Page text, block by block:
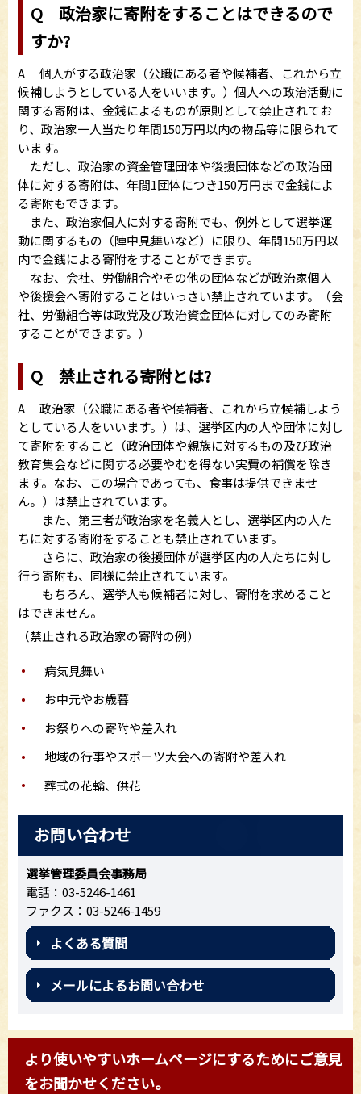
Q 政治家に寄附をすることはできるので
すか?
A 個人がする政治家（公職にある者や候補者、これから立
候補しようとしている人をいいます。）個人への政治活動に
関する寄附は、金銭によるものが原則として禁止されてお
り、政治家一人当たり年間150万円以内の物品等に限られて
います。
ただし、政治家の資金管理団体や後援団体などの政治団
体に対する寄附は、年間1団体につき150万円まで金銭によ
る寄附もできます。
また、政治家個人に対する寄附でも、例外として選挙運
動に関するもの（陣中見舞いなど）に限り、年間150万円以
内で金銭による寄附をすることができます。
なお、会社、労働組合やその他の団体などが政治家個人
や後援会へ寄附することはいっさい禁止されています。（会
社、労働組合等は政党及び政治資金団体に対してのみ寄附
することができます。）
Q 禁止される寄附とは?
A 政治家（公職にある者や候補者、これから立候補しよう
としている人をいいます。）は、選挙区内の人や団体に対し
て寄附をすること（政治団体や親族に対するもの及び政治
教育集会などに関する必要やむを得ない実費の補償を除き
ます。なお、この場合であっても、食事は提供できませ
ん。）は禁止されています。
また、第三者が政治家を名義人とし、選挙区内の人た
ちに対する寄附をすることも禁止されています。
さらに、政治家の後援団体が選挙区内の人たちに対し
行う寄附も、同様に禁止されています。
もちろん、選挙人も候補者に対し、寄附を求めること
はできません。
（禁止される政治家の寄附の例）
病気見舞い
お中元やお歳暮
お祭りへの寄附や差入れ
地域の行事やスポーツ大会への寄附や差入れ
葬式の花輪、供花
お問い合わせ
選挙管理委員会事務局
電話：03-5246-1461
ファクス：03-5246-1459
よくある質問
メールによるお問い合わせ
より使いやすいホームページにするためにご意見
をお聞かせください。